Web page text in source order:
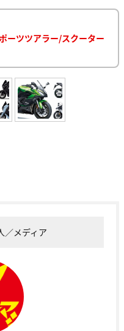
ーツツアラー/スクーター
／メディア